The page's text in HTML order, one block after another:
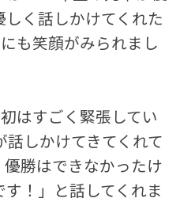
しく話しかけてくれた
も笑顔がみられまし
はすごく緊張してい
しかけてきてくれて
勝はできなかったけ
！」と話してくれま